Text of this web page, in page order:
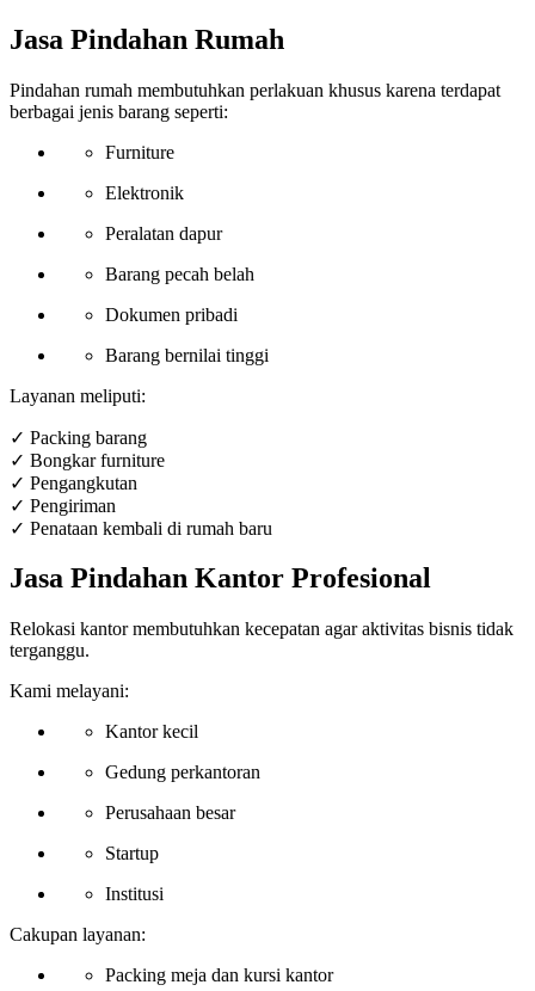
Jasa Pindahan Rumah
Pindahan rumah membutuhkan perlakuan khusus karena terdapat
berbagai jenis barang seperti:
Furniture
Elektronik
Peralatan dapur
Barang pecah belah
Dokumen pribadi
Barang bernilai tinggi
Layanan meliputi:
✓ Packing barang
✓ Bongkar furniture
✓ Pengangkutan
✓ Pengiriman
✓ Penataan kembali di rumah baru
Jasa Pindahan Kantor Profesional
Relokasi kantor membutuhkan kecepatan agar aktivitas bisnis tidak
terganggu.
Kami melayani:
Kantor kecil
Gedung perkantoran
Perusahaan besar
Startup
Institusi
Cakupan layanan:
Packing meja dan kursi kantor